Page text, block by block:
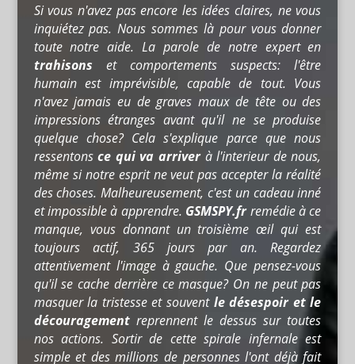
Si vous n'avez pas encore les idées claires, ne vous
inquiétez pas. Nous sommes là pour vous donner
toute notre aide. La parole de notre expert en
trahisons et comportements suspects: l'être
humain est imprévisible, capable de tout. Vous
n'avez jamais eu de graves maux de tête ou des
impressions étranges avant qu'il ne se produise
quelque chose? Cela s'explique parce que nous
ressentonsce qui va arriverà l'interieur de nous,
même si notre esprit ne veut pas accepter la réalité
des choses. Malheureusement, c'est un cadeau inné
et impossible à apprendre. GSMSPY.frremédie à ce
manque, vous donnant un troisième œil qui est
toujours actif, 365 jours par an. Regardez
attentivement l'image à gauche. Que pensez-vous
qu'il se cache derrière ce masque? On ne peut pas
masquer la tristesse et souvent le désespoir et le
découragementreprennent le dessus sur toutes
nos actions. Sortir de cette spirale infernale est
simple et des millions de personnes l'ont déjà fait